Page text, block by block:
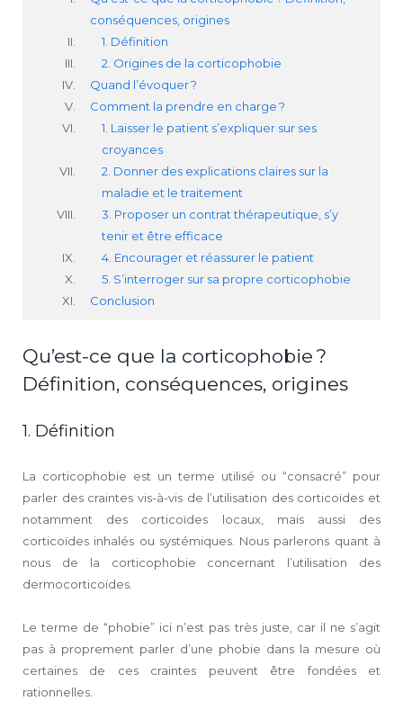
conséquences, origines
1. Définition
2. Origines de la corticophobie
Quand l’évoquer ?
Comment la prendre en charge ?
1. Laisser le patient s’expliquer sur ses
croyances
2. Donner des explications claires sur la
maladie et le traitement
3. Proposer un contrat thérapeutique, s’y
tenir et être efficace
4. Encourager et réassurer le patient
5. S’interroger sur sa propre corticophobie
Conclusion
Qu’est-ce que la corticophobie ?
Définition, conséquences, origines
1. Définition
La corticophobie est un terme utilisé ou “consacré” pour
parler des craintes vis-à-vis de l’utilisation des corticoïdes et
notamment des corticoïdes locaux, mais aussi des
corticoïdes inhalés ou systémiques. Nous parlerons quant à
nous de la corticophobie concernant l’utilisation des
dermocorticoïdes.
Le terme de “phobie” ici n’est pas très juste, car il ne s’agit
pas à proprement parler d’une phobie dans la mesure où
certaines de ces craintes peuvent être fondées et
rationnelles.